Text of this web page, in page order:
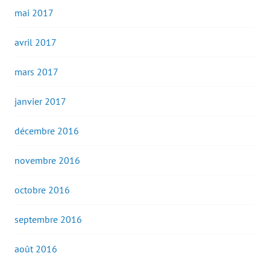
mai 2017
avril 2017
mars 2017
janvier 2017
décembre 2016
novembre 2016
octobre 2016
septembre 2016
août 2016